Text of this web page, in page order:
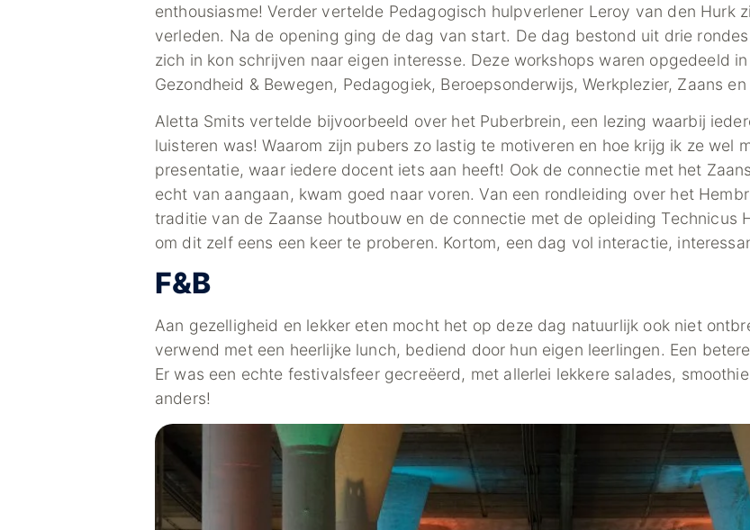
enthousiasme! Verder vertelde Pedagogisch hulpverlener Leroy van den Hurk
verleden. Na de opening ging de dag van start. De dag bestond uit drie
zich in kon schrijven naar eigen interesse. Deze workshops waren opgedeeld
Gezondheid & Bewegen, Pedagogiek, Beroepsonderwijs, Werkplezier, Zaans
Aletta Smits vertelde bijvoorbeeld over het Puberbrein, een lezing waarbij
luisteren was! Waarom zijn pubers zo lastig te motiveren en hoe krijg ik ze wel
presentatie, waar iedere docent iets aan heeft! Ook de connectie met het
echt van aangaan, kwam goed naar voren. Van een rondleiding over het
traditie van de Zaanse houtbouw en de connectie met de opleiding Technicus
om dit zelf eens een keer te proberen. Kortom, een dag vol interactie,
F&B
Aan gezelligheid en lekker eten mocht het op deze dag natuurlijk ook niet
verwend met een heerlijke lunch, bediend door hun eigen leerlingen. Een
Er was een echte festivalsfeer gecreëerd, met allerlei lekkere salades,
anders!